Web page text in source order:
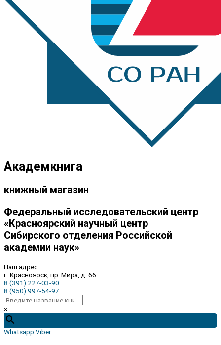
Академкнига
книжный магазин
Федеральный исследовательский центр
«Красноярский научный центр
Сибирского отделения Российской
академии наук»
Наш адрес:
г. Красноярск, пр. Мира, д. 66
8 (391) 227-03-90
8 (950) 997-54-97
×
Whatsapp Viber